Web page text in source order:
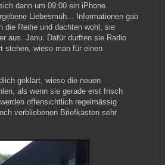
dann um 09:00 ein iPhone
Liebesmüh... Informationen gab
die Reihe und dachten wohl, sie
aus. Janu. Dafür durften sie Radio
stehen, wieso man für einen
geklärt, wieso die neuen
als wenn sie gerade erst frisch
offensichtlich regelmässig
verbliebenen Briefkästen sehr